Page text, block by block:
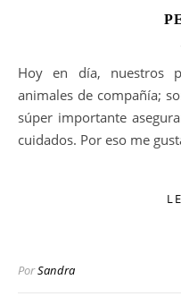
Hoy en día, nuestros peludos son más que simples
animales de compañía;
súper importante
cuidados. Por eso me
PorSandra